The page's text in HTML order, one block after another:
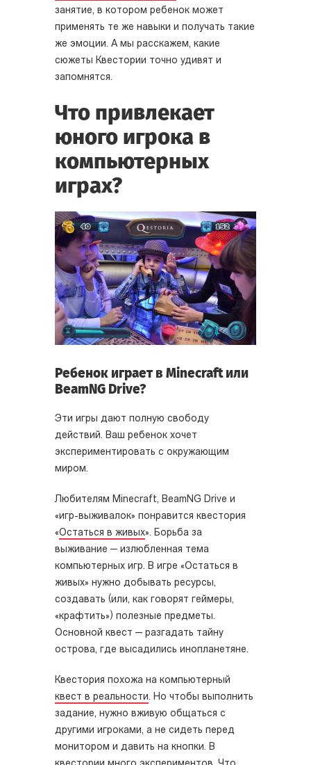
занятие, в котором ребенок может
применять те же навыки и получать такие
же эмоции. А мы расскажем, какие
сюжеты Квестории точно удивят и
запомнятся.
Что привлекает
юного игрока в
компьютерных
играх?
Ребенок играет в Minecraft или
BeamNG Drive?
Эти игры дают полную свободу
действий. Ваш ребенок хочет
экспериментировать с окружающим
миром.
Любителям Minecraft, BeamNG Drive и
«игр-выживалок» понравится квестория
«Остаться в живых». Борьба за
выживание — излюбленная тема
компьютерных игр. В игре «Остаться в
живых» нужно добывать ресурсы,
создавать (или, как говорят геймеры,
«крафтить») полезные предметы.
Основной квест — разгадать тайну
острова, где высадились инопланетяне.
Квестория похожа на компьютерный
квест в реальности. Но чтобы выполнить
задание, нужно вживую общаться с
другими игроками, а не сидеть перед
монитором и давить на кнопки. В